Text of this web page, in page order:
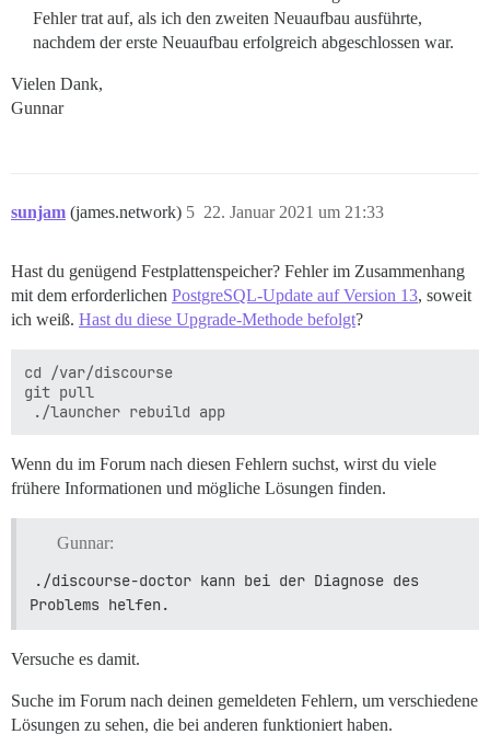
Fehler trat auf, als ich den zweiten Neuaufbau ausführte,
nachdem der erste Neuaufbau erfolgreich abgeschlossen war.
Vielen Dank,
Gunnar
sunjam (james.network) 22. Januar 2021 um 21:33
5
Hast du genügend Festplattenspeicher? Fehler im Zusammenhang
mit dem erforderlichen PostgreSQL-Update auf Version 13, soweit
ich weiß. Hast du diese Upgrade-Methode befolgt?
cd /var/discourse
git pull
Wenn du im Forum nach diesen Fehlern suchst, wirst du viele
frühere Informationen und mögliche Lösungen finden.
Gunnar:
./discourse-doctor kann bei der Diagnose des
Problems helfen.
Versuche es damit.
Suche im Forum nach deinen gemeldeten Fehlern, um verschiedene
Lösungen zu sehen, die bei anderen funktioniert haben.